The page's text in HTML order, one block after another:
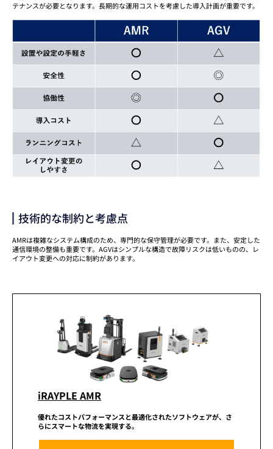
テナンスが必要となります。長期的な運用コストを考慮した導入計画が重要です。
技術的な制約と考慮点
AMRは複雑なシステム構成のため、専門的な保守管理が必要です。また、安定した
通信環境の整備も重要です。AGVはシンプルな構造で故障リスクは低いものの、レ
イアウト変更への対応に制約があります。
iRAYPLE AMR
優れたコストパフォーマンスと最適化されたソフトウェアが、 さ
らにスマートな物流を実現する。